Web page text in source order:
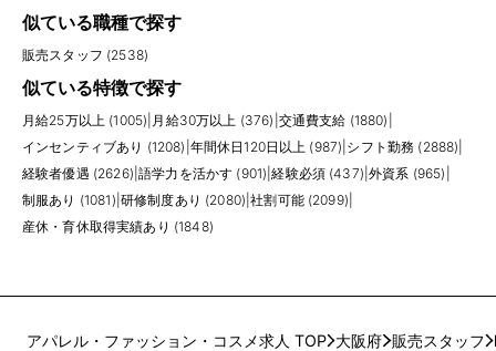
似ている職種で探す
販売スタッフ (2538)
似ている特徴で探す
月給25万以上 (1005) 月給30万以上 (376) 交通費支給 (1880)
インセンティブあり (1208) 年間休日120日以上 (987) シフト勤務 (2888)
経験者優遇 (2626) |語学力を活かす (901) |経験必須 (437) |外資系 (965)
制服あり (1081) 研修制度あり (2080) |社割可能 (2099)
産休・育休取得実績あり (1848)
アパレル・ファッション・コスメ求人 TOP 大阪府 販売スタッフ